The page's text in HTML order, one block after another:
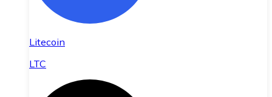
Litecoin
LTC